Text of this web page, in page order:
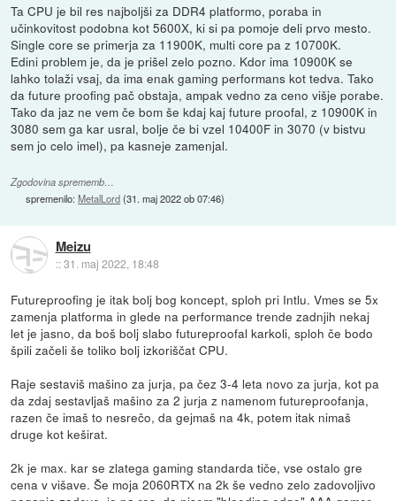
Ta CPU je bil res najboljši za DDR4 platformo, poraba in
učinkovitost podobna kot 5600X, ki si pa pomoje deli prvo mesto.
Single core se primerja za 11900K, multi core pa z 10700K.
Edini problem je, da je prišel zelo pozno. Kdor ima 10900K se
lahko tolaži vsaj, da ima enak gaming performans kot tedva. Tako
da future proofing pač obstaja, ampak vedno za ceno višje porabe.
Tako da jaz ne vem če bom še kdaj kaj future proofal, z 10900K in
3080 sem ga kar usral, bolje če bi vzel 10400F in 3070 (v bistvu
sem jo celo imel), pa kasneje zamenjal.
Zgodovina sprememb…
spremenilo:MetalLord(31. maj 2022 ob 07:46)
Meizu
::31. maj 2022, 18:48
Futureproofing je itak bolj bog koncept, sploh pri Intlu. Vmes se 5x
zamenja platforma in glede na performance trende zadnjih nekaj
let je jasno, da boš bolj slabo futureproofal karkoli, sploh če bodo
špili začeli še toliko bolj izkoriščat CPU.
Raje sestaviš mašino za jurja, pa čez 3-4 leta novo za jurja, kot pa
da zdaj sestavljaš mašino za 2 jurja z namenom futureproofanja,
razen če imaš to nesrečo, da gejmaš na 4k, potem itak nimaš
druge kot keširat.
2k je max. kar se zlatega gaming standarda tiče, vse ostalo gre
cena v višave. Še moja 2060RTX na 2k še vedno zelo zadovoljivo